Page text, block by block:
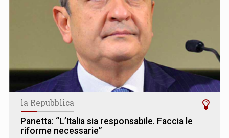
la Repubblica
Panetta: “L’Italia sia responsabile. Faccia le
riforme necessarie”